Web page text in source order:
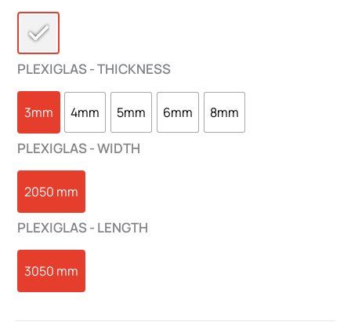
PLEXIGLAS - THICKNESS
3mm 4mm 5mm 6mm 8mm
PLEXIGLAS - WIDTH
2050 mm
PLEXIGLAS - LENGTH
3050 mm